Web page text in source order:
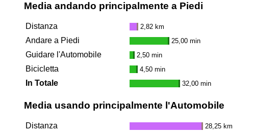
Media andando principalmente a Piedi
Distanza 2,82 km
Andare a Piedi 25,00 min
Guidare l'Automobile 2,50 min
Bicicletta 4,50 min
In Totale 32,00 min
Media usando principalmente l'Automobile
Distanza 28,25 km